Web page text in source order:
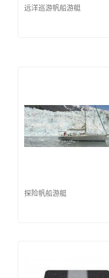
远洋巡游帆船游艇
探险帆船游艇